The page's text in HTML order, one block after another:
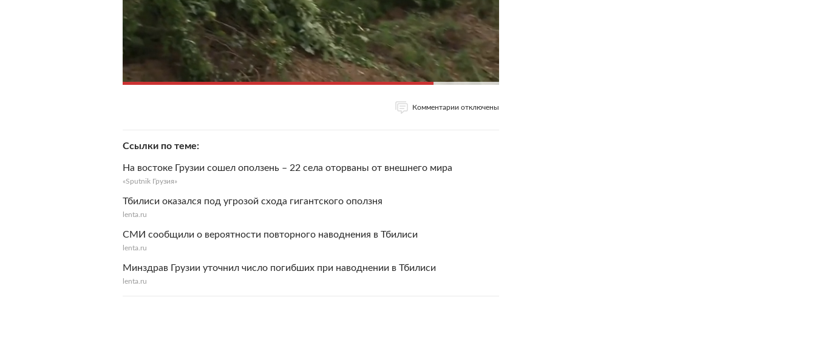
Комментарии отключены
Ссылки по теме
На востоке Грузии сошел оползень – 22 села оторваны от внешнего мира
«Sputnik Грузия»
Тбилиси оказался под угрозой схода гигантского оползня
lenta.ru
СМИ сообщили о вероятности повторного наводнения в Тбилиси
lenta.ru
Минздрав Грузии уточнил число погибших при наводнении в Тбилиси
lenta.ru